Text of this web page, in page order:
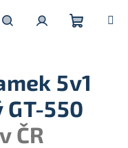
košík
5v1
GT-550
ČR